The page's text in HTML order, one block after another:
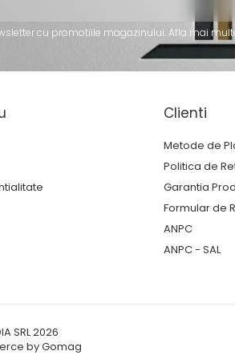
cu promotiile magazinului. Afla mai
Clienti
Metode de
Politica de
Garantia
Formular de
ANPC
ANPC - SAL
SRL 2026
by Gomag